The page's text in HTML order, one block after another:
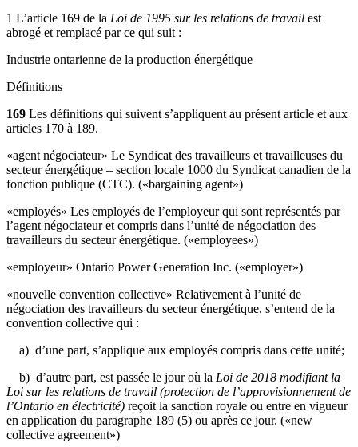
1 L’article 169 de la Loi de 1995 sur les relations de travail est
abrogé et remplacé par ce qui suit :
Industrie ontarienne de la production énergétique
Définitions
169 Les définitions qui suivent s’appliquent au présent article et aux
articles 170 à 189.
«agent négociateur» Le Syndicat des travailleurs et travailleuses du
secteur énergétique – section locale 1000 du Syndicat canadien de la
fonction publique (CTC). («bargaining agent»)
«employés» Les employés de l’employeur qui sont représentés par
l’agent négociateur et compris dans l’unité de négociation des
travailleurs du secteur énergétique. («employees»)
«employeur» Ontario Power Generation Inc. («employer»)
«nouvelle convention collective» Relativement à l’unité de
négociation des travailleurs du secteur énergétique, s’entend de la
convention collective qui :
a) d’une part, s’applique aux employés compris dans cette unité;
b) d’autre part, est passée le jour où la Loi de 2018 modifiant la
Loi sur les relations de travail (protection de l’approvisionnement de
l’Ontario en électricité) reçoit la sanction royale ou entre en vigueur
en application du paragraphe 189 (5) ou après ce jour. («new
collective agreement»)